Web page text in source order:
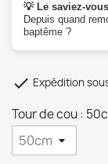
💡 Le saviez-
Depuis quand
baptême ?
 Expédition
Tour de cou :